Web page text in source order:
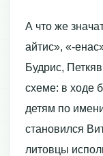
А что же
айтис», «-
Будрис,
схеме: в ходе
детям по
становился
литовцы